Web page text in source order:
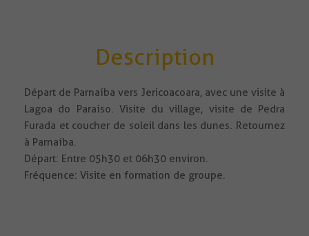
Description
Départ de Parnaíba vers Jericoacoara, avec une visite à
Lagoa do Paraíso. Visite du village, visite de Pedra
Furada et coucher de soleil dans les dunes. Retournez
à Parnaíba.
Départ: Entre 05h30 et 06h30 environ.
Fréquence: Visite en formation de groupe.